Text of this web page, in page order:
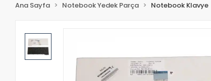
Ana Sayfa Notebook Yedek Parça Notebook Klavye